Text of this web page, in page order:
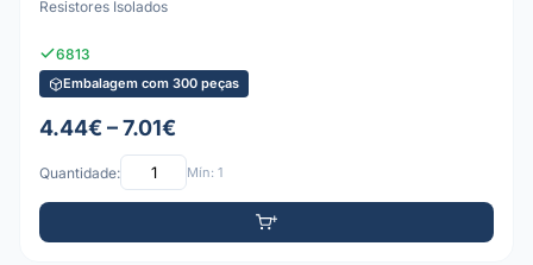
Resistores Isolados
6813
Embalagem com 300 peças
4.44€ – 7.01€
Quantidade: Mín: 1